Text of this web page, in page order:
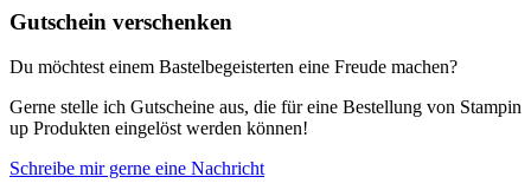
Gutschein verschenken
Du möchtest einem Bastelbegeisterten eine Freude machen?
Gerne stelle ich Gutscheine aus, die für eine Bestellung von Stampin
up Produkten eingelöst werden können!
Schreibe mir gerne eine Nachricht